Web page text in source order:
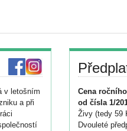
v letošním
a při
Cena
od čísla 1/
Živy (tedy 59
Dvouleté